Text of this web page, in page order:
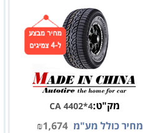
מק"ט:CA 4402*4
מחיר כולל מע"מ ₪1,674